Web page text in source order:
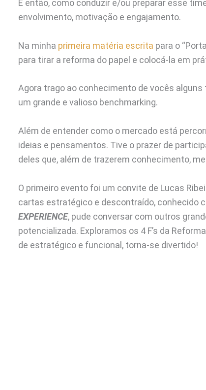
E então, como conduzir e/ou preparar esse
envolvimento, motivação e engajamento.
Na minha primeira matéria escrita para o
para tirar a reforma do papel e colocá-la em
Agora trago ao conhecimento de vocês
um grande e valioso benchmarking.
Além de entender como o mercado está
ideias e pensamentos. Tive o prazer de
deles que, além de trazerem conhecimento,
O primeiro evento foi um convite de Lucas
cartas estratégico e descontraído, conhecido
EXPERIENCE, pude conversar com outros
potencializada. Exploramos os 4 F’s da
de estratégico e funcional, torna-se divertido!